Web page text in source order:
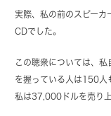
実際、私の前のスピー
CDでした。
この聴衆については、
を握っている人は150人
私は37,000ドルを売り上